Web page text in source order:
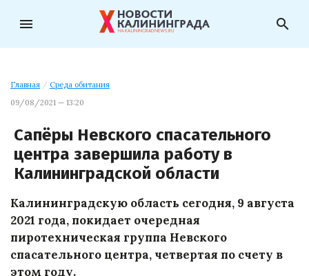
menu search
Главная / Среда обитания
09/08/2021 — 13:20
Сапёры Невского спасательного
центра завершила работу в
Калининградской области
Калининградскую область сегодня, 9 августа
2021 года, покидает очередная
пиротехническая группа Невского
спасательного центра, четвертая по счету в
этом году.